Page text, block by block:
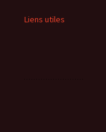
Liens utiles